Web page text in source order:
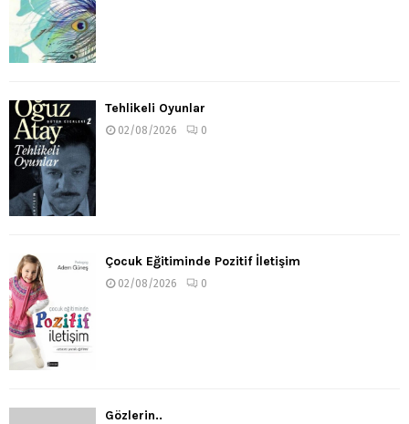
Tehlikeli Oyunlar
02/08/2026 0
Çocuk Eğitiminde Pozitif İletişim
02/08/2026 0
Gözlerin..